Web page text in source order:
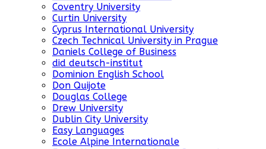
Coventry University
Curtin University
Cyprus International University
Czech Technical University in Prague
Daniels College of Business
did deutsch-institut
Dominion English School
Don Quijote
Douglas College
Drew University
Dublin City University
Easy Languages
Ecole Alpine Internationale